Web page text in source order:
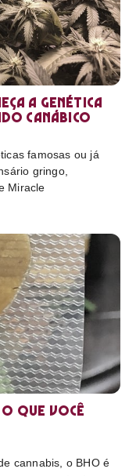
a genética
canábico
famosas ou já
gringo,
Miracle
o que você
cannabis, o BHO é